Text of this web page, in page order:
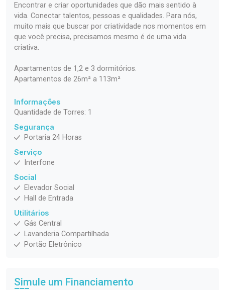
Encontrar e criar oportunidades que dão mais sentido à
vida. Conectar talentos, pessoas e qualidades. Para nós,
muito mais que buscar por criatividade nos momentos em
que você precisa, precisamos mesmo é de uma vida
criativa.
Apartamentos de 1,2 e 3 dormitórios.
Apartamentos de 26m² a 113m²
Informações
Quantidade de Torres: 1
Segurança
Portaria 24 Horas
Serviço
Interfone
Social
Elevador Social
Hall de Entrada
Utilitários
Gás Central
Lavanderia Compartilhada
Portão Eletrônico
Simule um Financiamento